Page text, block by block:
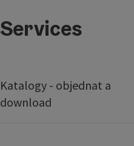
Services
Katalogy - objednat a
download